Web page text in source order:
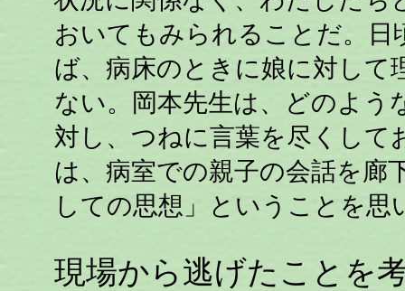
おいてもみられることだ。
ば、病床のときに娘に対して
ない。岡本先生は、どのよう
対し、つねに言葉を尽くし
は、病室での親子の会話を廊
しての思想」ということを思
現場から逃げたことを